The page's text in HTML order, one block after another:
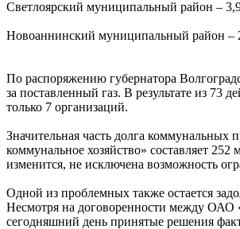
Светлоярский муниципальный район –
Новоаннинский муниципальный район –
По распоряжению губернатора
за поставленный газ. В результате из 73
только 7 организаций.
Значительная часть долга
коммунальное хозяйство» составляет
изменится, не исключена возможность
Одной из проблемных также остается
Несмотря на договоренности между ОАО
сегодняшний день принятые решения